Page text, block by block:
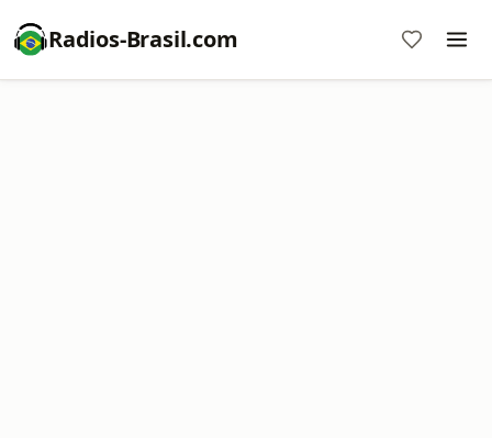
Radios-Brasil.com